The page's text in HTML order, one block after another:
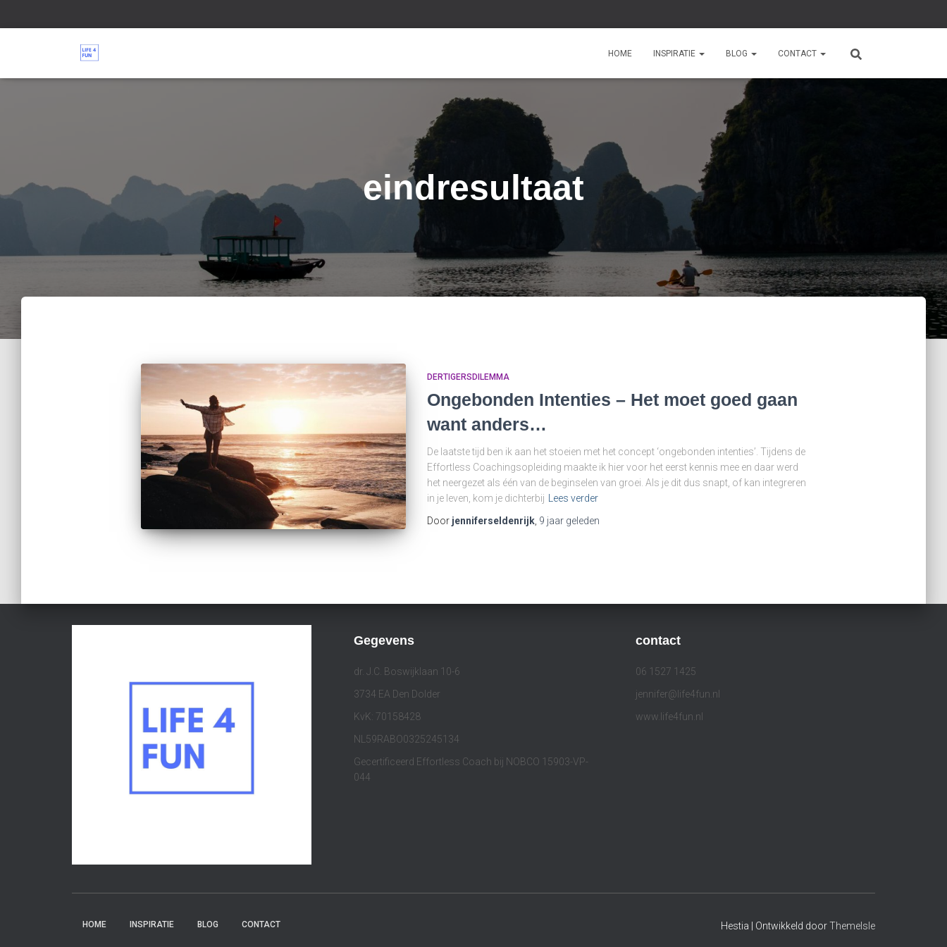
HOME INSPIRATIE BLOG CONTACT
eindresultaat
DERTIGERSDILEMMA
Ongebonden Intenties – Het moet goed gaan
want anders…
De laatste tijd ben ik aan het stoeien met het concept ‘ongebonden intenties’. Tijdens de
Effortless Coachingsopleiding maakte ik hier voor het eerst kennis mee en daar werd
het neergezet als één van de beginselen van groei. Als je dit dus snapt, of kan integreren
in je leven, kom je dichterbij
Lees verder
Door jenniferseldenrijk, 9 jaargeleden
Gegevens
dr. J.C. Boswijklaan 10-6
3734 EA Den Dolder
KvK: 70158428
NL59RABO0325245134
Gecertificeerd Effortless Coach bij NOBCO 15903-VP-
044
contact
06 1527 1425
jennifer@life4fun.nl
www.life4fun.nl
HOME INSPIRATIE BLOG CONTACT Hestia | Ontwikkeld doorThemeIsle